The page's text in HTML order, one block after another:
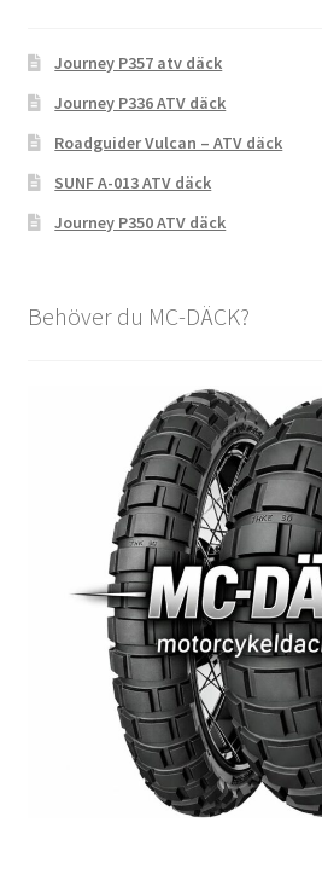
Journey P357 atv däck
Journey P336 ATV däck
Roadguider Vulcan – ATV däck
SUNF A-013 ATV däck
Journey P350 ATV däck
Behöver du MC-DÄCK?